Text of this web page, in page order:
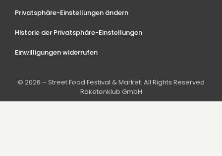
Privatsphäre-Einstellungen ändern
Historie der Privatsphäre-Einstellungen
Einwilligungen widerrufen
© 2026 – Street Food Festival & Market. All Rights Reserved
Raketenklub GmbH